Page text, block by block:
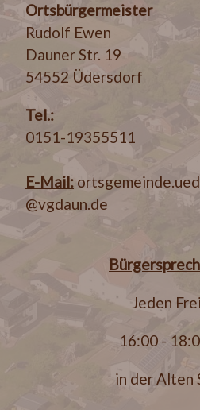
Ortsbürgermeister
Rudolf Ewen
Dauner Str. 19
54552 Üdersdorf
Tel.:
0151-19355511
E-Mail:
@vgdaun.de
Jeden
16:00 -
in der Alten